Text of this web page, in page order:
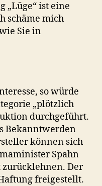
„Lüge“ ist eine
schäme mich
Sie in
so würde
„plötzlich
durchgeführt.
Bekanntwerden
können sich
Spahn
Der
freigestellt.